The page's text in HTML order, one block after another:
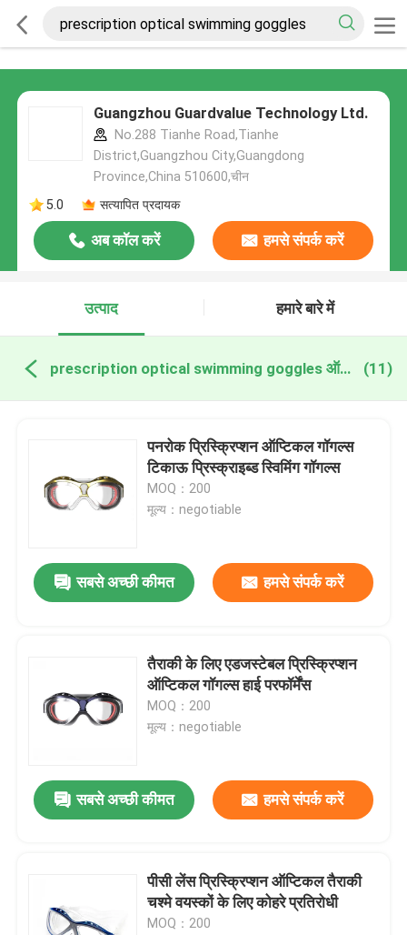
Guangzhou Guardvalue Technology Ltd.
No.288 Tianhe Road,Tianhe
District,Guangzhou City,Guangdong
Province,China 510600,चीन
5.0
सत्यापित प्रदायक
अब कॉल करें हमसे संपर्क करें
उत्पाद हमारे बारे में
prescription optical swimming goggles ऑनलाइन निर्माण (11)
पनरोक प्रिस्क्रिप्शन ऑप्टिकल गॉगल्स
टिकाऊ प्रिस्क्राइब्ड स्विमिंग गॉगल्स
MOQ：200
मूल्य：negotiable
सबसे अच्छी कीमत हमसे संपर्क करें
तैराकी के लिए एडजस्टेबल प्रिस्क्रिप्शन
ऑप्टिकल गॉगल्स हाई परफॉर्मेंस
MOQ：200
मूल्य：negotiable
सबसे अच्छी कीमत हमसे संपर्क करें
पीसी लेंस प्रिस्क्रिप्शन ऑप्टिकल तैराकी
चश्मे वयस्कों के लिए कोहरे प्रतिरोधी
MOQ：200